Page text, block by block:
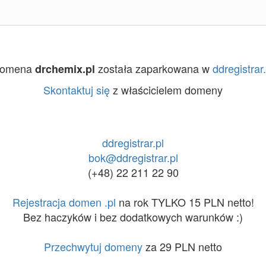
drchemix.pl została zaparkowana w
Skontaktuj sięz właścicielem domeny
ddregistrar.pl
bok@ddregistrar.pl
(+48) 22 211 22 90
Rejestracja domen .pl na rok TYLKO 15 PLN netto!
Bez haczyków i bez dodatkowych warunków :)
Przechwytuj domenyza 29 PLN netto